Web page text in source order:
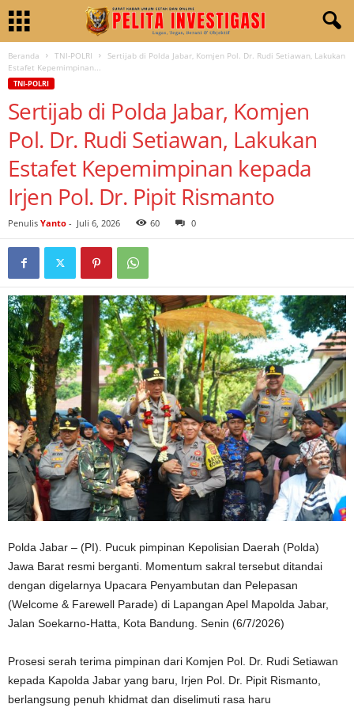
Beranda TNI-POLRI
Sertijab di Polda Jabar, Komjen Pol. Dr. Rudi Setiawan, Lakukan
Estafet Kepemimpinan...
TNI-POLRI
Sertijab di Polda Jabar, Komjen
Pol. Dr. Rudi Setiawan, Lakukan
Estafet Kepemimpinan kepada
Irjen Pol. Dr. Pipit Rismanto
Penulis Yanto - Juli 6, 2026 60 0
Polda Jabar – (PI). Pucuk pimpinan Kepolisian Daerah (Polda)
Jawa Barat resmi berganti. Momentum sakral tersebut ditandai
dengan digelarnya Upacara Penyambutan dan Pelepasan
(Welcome & Farewell Parade) di Lapangan Apel Mapolda Jabar,
Jalan Soekarno-Hatta, Kota Bandung. Senin (6/7/2026)
​Prosesi serah terima pimpinan dari Komjen Pol. Dr. Rudi Setiawan
kepada Kapolda Jabar yang baru, Irjen Pol. Dr. Pipit Rismanto,
berlangsung penuh khidmat dan diselimuti rasa haru